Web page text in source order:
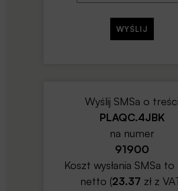
Wyślij SMSa o treści
PLAQC.4JBK
na numer
91900
Koszt wysłania SMSa to
netto (23.37 zł z